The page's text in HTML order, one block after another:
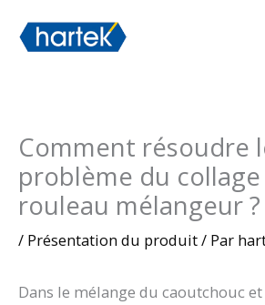
Comment résoudre
problème du
rouleau mélangeur ?
/ Présentation du produit/ Par
Dans le mélange du caoutchouc